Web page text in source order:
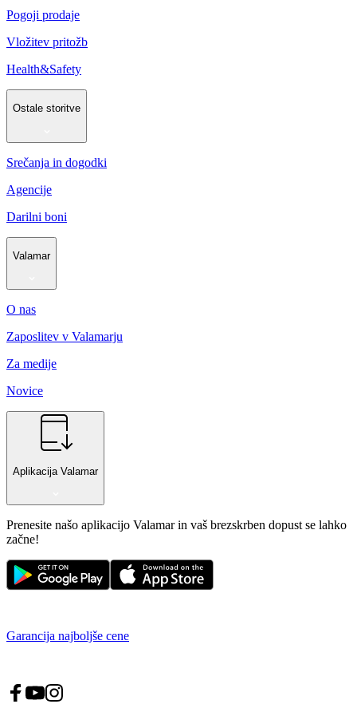
Pogoji prodaje
Vložitev pritožb
Health&Safety
Ostale storitve
Srečanja in dogodki
Agencije
Darilni boni
Valamar
O nas
Zaposlitev v Valamarju
Za medije
Novice
Aplikacija Valamar
Prenesite našo aplikacijo Valamar in vaš brezskrben dopust se lahko
začne!
Garancija najboljše cene